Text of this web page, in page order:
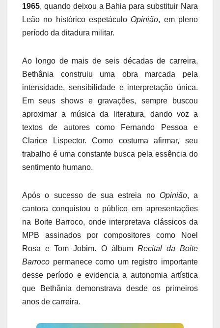
1965, quando deixou a Bahia para substituir Nara
Leão no histórico espetáculo Opinião, em pleno
período da ditadura militar.
Ao longo de mais de seis décadas de carreira,
Bethânia construiu uma obra marcada pela
intensidade, sensibilidade e interpretação única.
Em seus shows e gravações, sempre buscou
aproximar a música da literatura, dando voz a
textos de autores como Fernando Pessoa e
Clarice Lispector. Como costuma afirmar, seu
trabalho é uma constante busca pela essência do
sentimento humano.
Após o sucesso de sua estreia no Opinião, a
cantora conquistou o público em apresentações
na Boite Barroco, onde interpretava clássicos da
MPB assinados por compositores como Noel
Rosa e Tom Jobim. O álbum Recital da Boite
Barroco permanece como um registro importante
desse período e evidencia a autonomia artística
que Bethânia demonstrava desde os primeiros
anos de carreira.